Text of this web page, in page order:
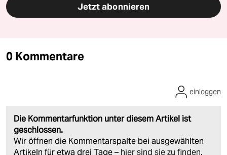
Jetzt abonnieren
0 Kommentare
Die Kommentarfunktion unter diesem Artikel ist
geschlossen.
Wir öffnen die Kommentarspalte bei ausgewählten
Artikeln für etwa drei Tage – hier sind sie zu finden.
einloggen